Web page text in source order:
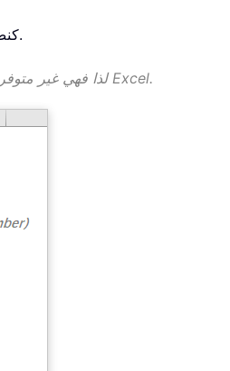
تُرجع الدالة IMCSCH قيمة قاطع التمام الزائدي لعدد مركب معطى بالصيغة x + yi أو x + yj كنص.
ملاحظة: تم تقديم دالة IMCSCH لأول مرة في Excel 2013، لذا فهي غير متوفرة في الإصدارات السابقة من Excel.